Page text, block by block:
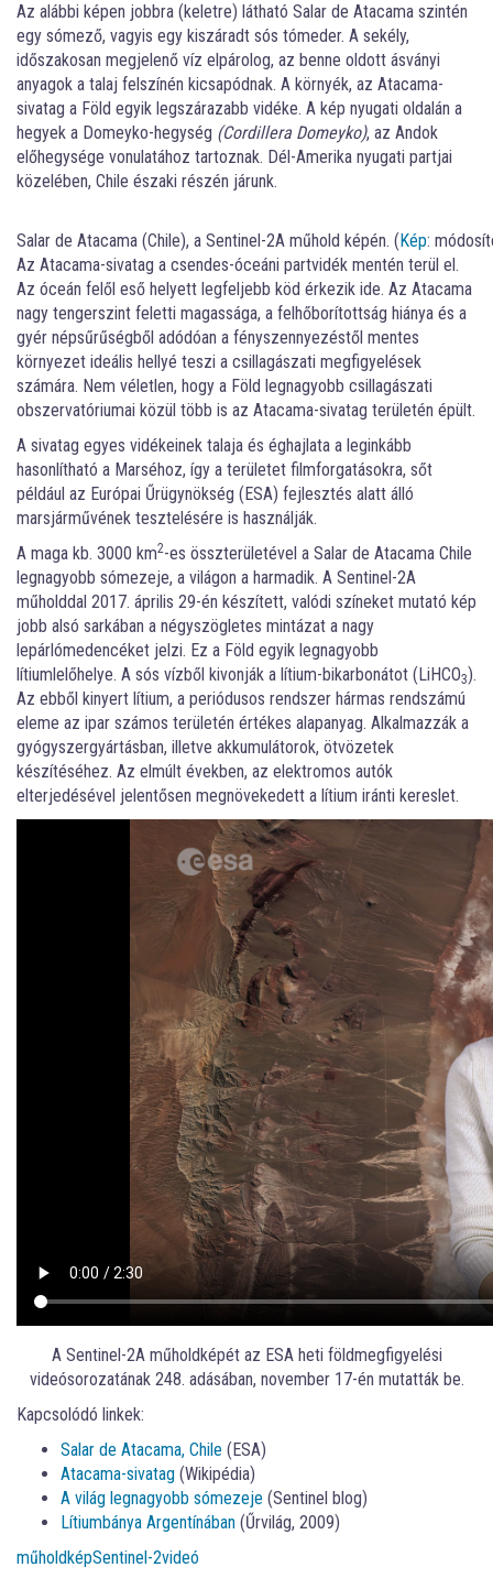
Az alábbi képen jobbra (keletre) látható Salar de Atacama szintén
egy sómező, vagyis egy kiszáradt sós tómeder. A sekély,
időszakosan megjelenő víz elpárolog, az benne oldott ásványi
anyagok a talaj felszínén kicsapódnak. A környék, az Atacama-
sivatag a Föld egyik legszárazabb vidéke. A kép nyugati oldalán a
hegyek a Domeyko-hegység (Cordillera Domeyko), az Andok
előhegysége vonulatához tartoznak. Dél-Amerika nyugati partjai
közelében, Chile északi részén járunk.
Salar de Atacama (Chile), a Sentinel-2A műhold képén. (Kép:
Az Atacama-sivatag a csendes-óceáni partvidék mentén terül el.
Az óceán felől eső helyett legfeljebb köd érkezik ide. Az Atacama
nagy tengerszint feletti magassága, a felhőborítottság hiánya és a
gyér népsűrűségből adódóan a fényszennyezéstől mentes
környezet ideális hellyé teszi a csillagászati megfigyelések
számára. Nem véletlen, hogy a Föld legnagyobb csillagászati
obszervatóriumai közül több is az Atacama-sivatag területén épült.
A sivatag egyes vidékeinek talaja és éghajlata a leginkább
hasonlítható a Marséhoz, így a területet filmforgatásokra, sőt
például az Európai Űrügynökség (ESA) fejlesztés alatt álló
marsjárművének tesztelésére is használják.
A maga kb. 3000 km2-es összterületével a Salar de Atacama Chile
legnagyobb sómezeje, a világon a harmadik. A Sentinel-2A
műholddal 2017. április 29-én készített, valódi színeket mutató kép
jobb alsó sarkában a négyszögletes mintázat a nagy
lepárlómedencéket jelzi. Ez a Föld egyik legnagyobb
lítiumlelőhelye. A sós vízből kivonják a lítium-bikarbonátot (LiHCO3).
Az ebből kinyert lítium, a periódusos rendszer hármas rendszámú
eleme az ipar számos területén értékes alapanyag. Alkalmazzák a
gyógyszergyártásban, illetve akkumulátorok, ötvözetek
készítéséhez. Az elmúlt években, az elektromos autók
elterjedésével jelentősen megnövekedett a lítium iránti kereslet.
A Sentinel-2A műholdképét az ESA heti földmegfigyelési
videósorozatának 248. adásában, november 17-én mutatták be.
Kapcsolódó linkek:
Salar de Atacama, Chile (ESA)
Atacama-sivatag (Wikipédia)
A világ legnagyobb sómezeje (Sentinel blog)
Lítiumbánya Argentínában (Űrvilág, 2009)
műholdképSentinel-2videó